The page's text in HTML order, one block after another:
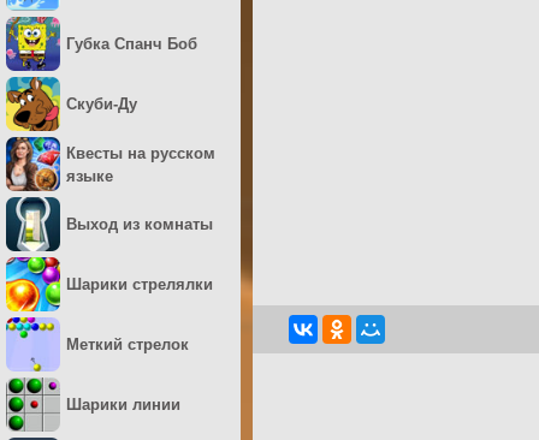
Губка Спанч Боб
Скуби-Ду
Квесты на русском
языке
Выход из комнаты
Шарики стрелялки
Меткий стрелок
Шарики линии